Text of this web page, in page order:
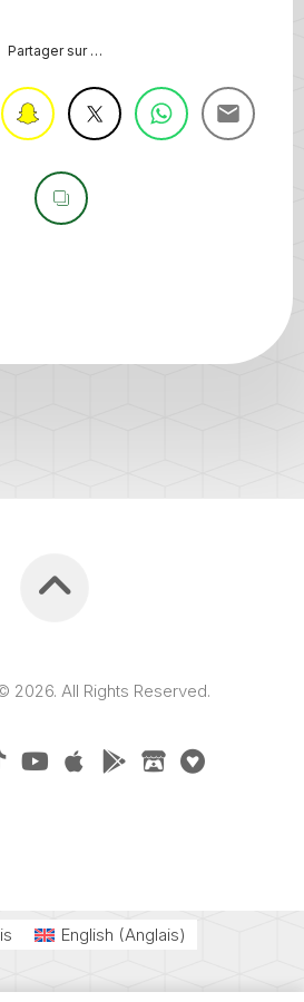
Partager sur …
2026. All Rights Reserved.
English (Anglais)